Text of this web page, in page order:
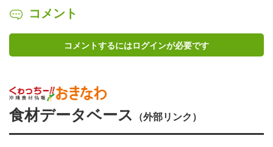
コメント
コメントするにはログインが必要です
食材データベース （外部リンク）